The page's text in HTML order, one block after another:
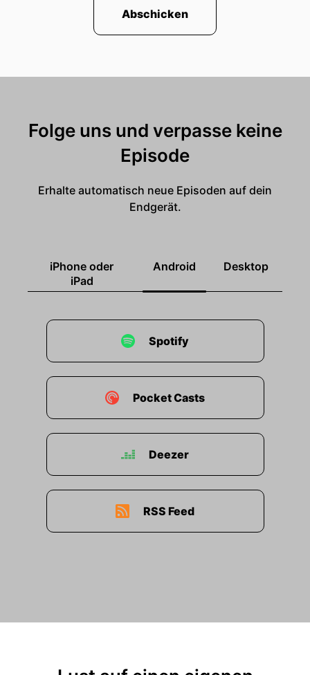
Abschicken
Folge uns und verpasse keine
Episode
Erhalte automatisch neue Episoden auf dein
Endgerät.
iPhone oder
iPad
Android Desktop
Spotify
Pocket Casts
Deezer
RSS Feed